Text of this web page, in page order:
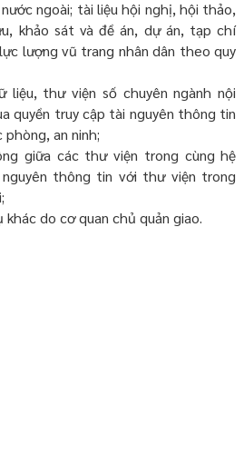
ngoài; tài liệu hội nghị, hội thảo,
khảo sát và đề án, dự án, tạp chí
lượng vũ trang nhân dân theo quy
liệu, thư viện số chuyên ngành nội
quyền truy cập tài nguyên thông tin
an ninh;
giữa các thư viện trong cùng hệ
thông tin với thư viện trong
khác do cơ quan chủ quản giao.